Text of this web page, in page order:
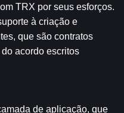
TRX por seus esforços.
à criação e
que são contratos
acordo escritos
de aplicação, que